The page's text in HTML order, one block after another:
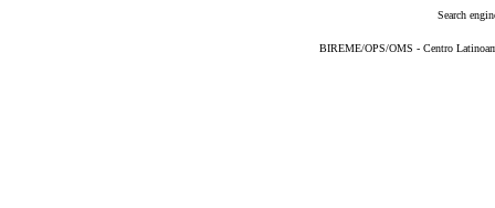
Search
BIREME/OPS/OMS - Centro